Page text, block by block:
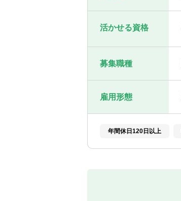
活かせる資格
募集職種
雇用形態
年間休日120日以上